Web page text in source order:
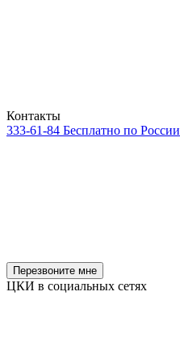
Контакты
333-61-84 Бесплатно по России
Перезвоните мне
ЦКИ в социальных сетях